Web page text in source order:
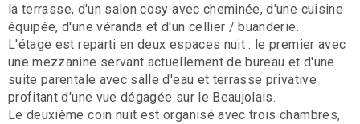
la terrasse, d'un salon cosy avec cheminée, d'une cuisine
équipée, d'une véranda et d'un cellier / buanderie.
L'étage est reparti en deux espaces nuit : le premier avec
une mezzanine servant actuellement de bureau et d'une
suite parentale avec salle d'eau et terrasse privative
profitant d'une vue dégagée sur le Beaujolais.
Le deuxième coin nuit est organisé avec trois chambres,